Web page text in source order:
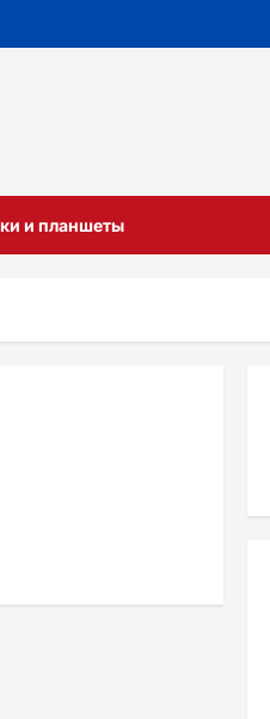
и планшеты